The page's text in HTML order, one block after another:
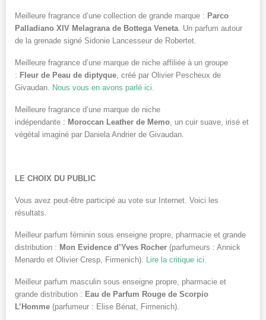
Meilleure fragrance d’une collection de grande marque : Parco
Palladiano XIV Melagrana de Bottega Veneta . Un parfum autour
de la grenade signé Sidonie Lancesseur de Robertet.
Meilleure fragrance d’une marque de niche affiliée à un groupe
: Fleur de Peau de diptyque , créé par Olivier Pescheux de
Givaudan. Nous vous en avons parlé ici
Meilleure fragrance d’une marque de niche
indépendante : Moroccan Leather de Memo , un cuir suave, irisé et
végétal imaginé par Daniela Andrier de Givaudan.
LE CHOIX DU PUBLIC
Vous avez peut-être participé au vote sur Internet. Voici les
résultats.
Meilleur parfum féminin sous enseigne propre, pharmacie et grande
distribution : Mon Evidence d’Yves Rocher (parfumeurs : Annick
Menardo et Olivier Cresp, Firmenich). Lire la critique ici
Meilleur parfum masculin sous enseigne propre, pharmacie et
grande distribution : Eau de Parfum Rouge de Scorpio
L’Homme (parfumeur : Elise Bénat, Firmenich).